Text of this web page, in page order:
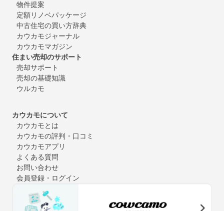
物件提案
定額リノベパッケージ
中古住宅の買い方辞典
カウカモジャーナル
カウカモマガジン
住まい売却のサポート
売却サポート
売却の基礎知識
ウルカモ
カウカモについて
カウカモとは
カウカモの評判・口コミ
カウカモアプリ
よくある質問
お問い合わせ
会員登録・ログイン